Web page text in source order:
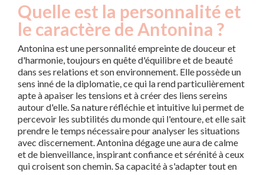
Quelle est la personnalité et
le caractère de Antonina ?
Antonina est une personnalité empreinte de douceur et
d'harmonie, toujours en quête d'équilibre et de beauté
dans ses relations et son environnement. Elle possède un
sens inné de la diplomatie, ce qui la rend particulièrement
apte à apaiser les tensions et à créer des liens sereins
autour d'elle. Sa nature réfléchie et intuitive lui permet de
percevoir les subtilités du monde qui l'entoure, et elle sait
prendre le temps nécessaire pour analyser les situations
avec discernement. Antonina dégage une aura de calme
et de bienveillance, inspirant confiance et sérénité à ceux
qui croisent son chemin. Sa capacité à s'adapter tout en